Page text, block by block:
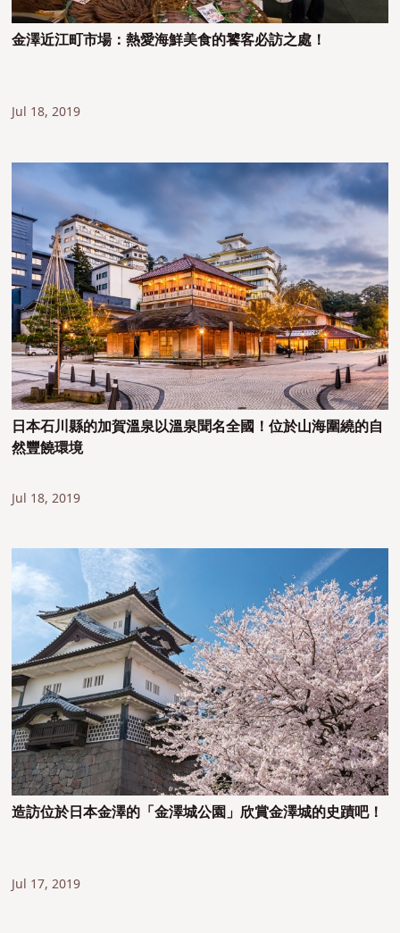
金澤近江町市場：熱愛海鮮美食的饕客必訪之處！
Jul 18, 2019
日本石川縣的加賀溫泉以溫泉聞名全國！位於山海圍繞的自
然豐饒環境
Jul 18, 2019
造訪位於日本金澤的「金澤城公園」欣賞金澤城的史蹟吧！
Jul 17, 2019